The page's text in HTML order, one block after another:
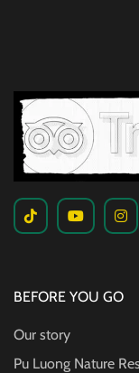
BEFORE YOU GO
Our story
Pu Luong Nature